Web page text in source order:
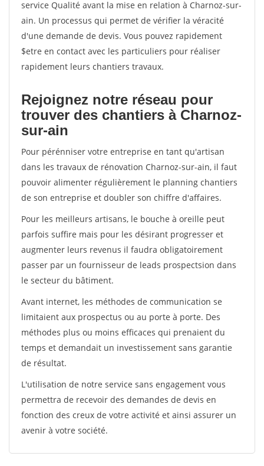
service Qualité avant la mise en relation à Charnoz-sur-
ain. Un processus qui permet de vérifier la véracité
d'une demande de devis. Vous pouvez rapidement
$etre en contact avec les particuliers pour réaliser
rapidement leurs chantiers travaux.
Rejoignez notre réseau pour
trouver des chantiers à Charnoz-
sur-ain
Pour pérénniser votre entreprise en tant qu'artisan
dans les travaux de rénovation Charnoz-sur-ain, il faut
pouvoir alimenter régulièrement le planning chantiers
de son entreprise et doubler son chiffre d'affaires.
Pour les meilleurs artisans, le bouche à oreille peut
parfois suffire mais pour les désirant progresser et
augmenter leurs revenus il faudra obligatoirement
passer par un fournisseur de leads prospectsion dans
le secteur du bâtiment.
Avant internet, les méthodes de communication se
limitaient aux prospectus ou au porte à porte. Des
méthodes plus ou moins efficaces qui prenaient du
temps et demandait un investissement sans garantie
de résultat.
L'utilisation de notre service sans engagement vous
permettra de recevoir des demandes de devis en
fonction des creux de votre activité et ainsi assurer un
avenir à votre société.